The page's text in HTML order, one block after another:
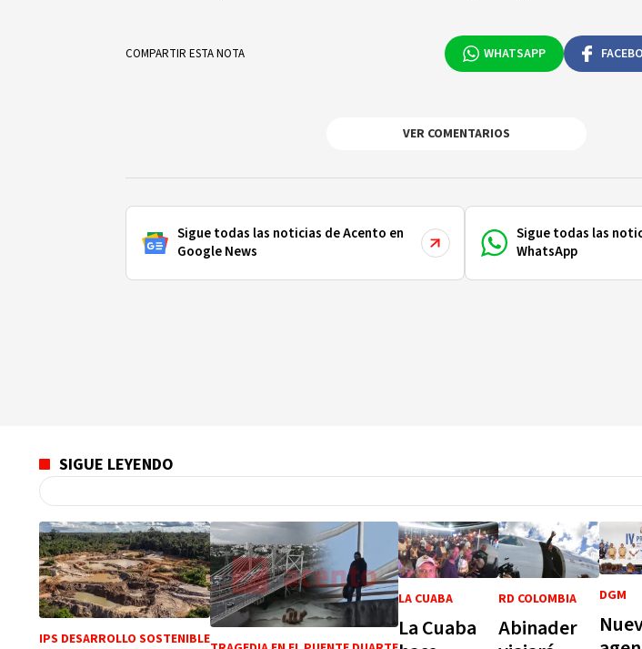
COMPARTIR ESTA NOTA WHATSAPP
VER COMENTARIOS
Sigue todas las noticias de Acento en
Google News
Sigue todas las
WhatsApp
SIGUE LEYENDO
IPS DESARROLLO SOSTENIBLE
LA CUABA
La Cuaba
RD COLOMBIA
Abinader
DGM